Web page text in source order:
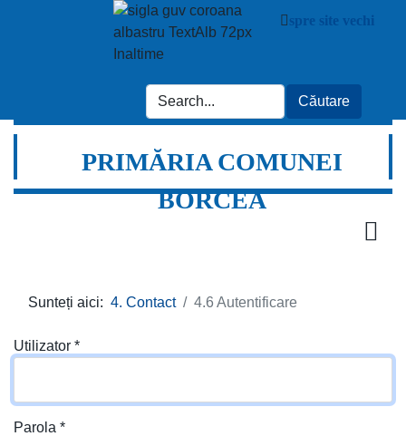
spre site vechi
PRIMĂRIA COMUNEI
BORCEA
Sunteți aici: 4. Contact 4.6 Autentificare
Utilizator *
Parola *